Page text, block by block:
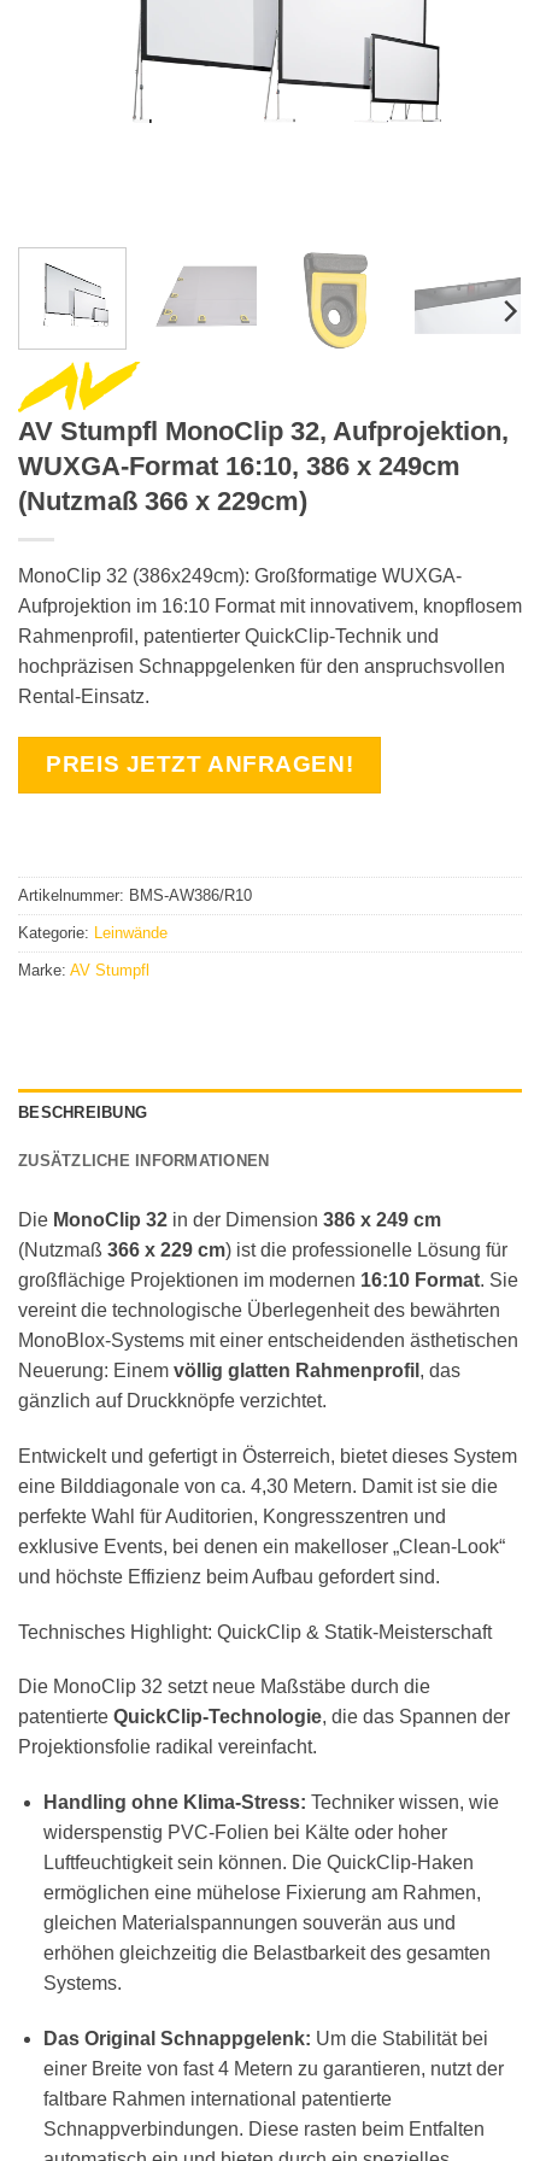
AV Stumpfl MonoClip 32, Aufprojektion,
WUXGA-Format 16:10, 386 x 249cm
(Nutzmaß 366 x 229cm)
MonoClip 32 (386x249cm): Großformatige WUXGA-
Aufprojektion im 16:10 Format mit innovativem, knopflosem
Rahmenprofil, patentierter QuickClip-Technik und
hochpräzisen Schnappgelenken für den anspruchsvollen
Rental-Einsatz.
PREIS JETZT ANFRAGEN!
Artikelnummer: BMS-AW386/R10
Kategorie: Leinwände
Marke: AV Stumpfl
BESCHREIBUNG
ZUSÄTZLICHE INFORMATIONEN
Die MonoClip 32 in der Dimension 386 x 249 cm
(Nutzmaß 366 x 229 cm) ist die professionelle Lösung für
großflächige Projektionen im modernen 16:10 Format. Sie
vereint die technologische Überlegenheit des bewährten
MonoBlox-Systems mit einer entscheidenden ästhetischen
Neuerung: Einem völlig glatten Rahmenprofil , das
gänzlich auf Druckknöpfe verzichtet.
Entwickelt und gefertigt in Österreich, bietet dieses System
eine Bilddiagonale von ca. 4,30 Metern. Damit ist sie die
perfekte Wahl für Auditorien, Kongresszentren und
exklusive Events, bei denen ein makelloser „Clean-Look“
und höchste Effizienz beim Aufbau gefordert sind.
Technisches Highlight: QuickClip & Statik-Meisterschaft
Die MonoClip 32 setzt neue Maßstäbe durch die
patentierte QuickClip-Technologie, die das Spannen der
Projektionsfolie radikal vereinfacht.
Handling ohne Klima-Stress: Techniker wissen, wie
widerspenstig PVC-Folien bei Kälte oder hoher
Luftfeuchtigkeit sein können. Die QuickClip-Haken
ermöglichen eine mühelose Fixierung am Rahmen,
gleichen Materialspannungen souverän aus und
erhöhen gleichzeitig die Belastbarkeit des gesamten
Systems.
Das Original Schnappgelenk: Um die Stabilität bei
einer Breite von fast 4 Metern zu garantieren, nutzt der
faltbare Rahmen international patentierte
Schnappverbindungen. Diese rasten beim Entfalten